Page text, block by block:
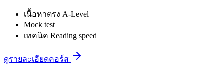
เนื้อหาตรง A-Level
Mock test
เทคนิค Reading speed
ดูรายละเอียดคอร์ส